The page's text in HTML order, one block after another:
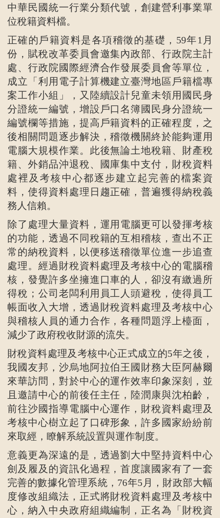
中華民國統一行業分類代號，創建營利事業單
位稅籍資料檔。
正確的戶籍資料是各項稽徵的基礎，59年1月
份，賦稅改革委員會邀集內政部、行政院主計
處、行政院國際經濟合作發展委員會等單位，
成立「利用電子計算機建立臺灣地區戶籍檔專
案工作小組」，又陸續設計兒童未領用國民身
分證統一編號，增設戶口名簿國民身分證統一
編號欄等措施，提高戶籍資料的正確程度，之
後相關問題逐步解決，稽徵機關終於能夠運用
電腦大規模作業。此後無論土地稅籍、財產稅
籍、外銷品沖退稅、國庫集中支付，財稅資料
處裡及考核中心都逐步建立起完善的檔案資
料，使得資料處理日趨正確，普遍獲得納稅義
務人信賴。
除了處理大量資料，運用電腦更可以發揮考核
的功能，透過不同稅籍的互相稽核，查出不正
常的納稅資料，以便移送稽徵單位進一步追查
處理。經過財稅資料處理及考核中心的電腦稽
核，發覺許多坐擁進口車的人，卻沒有繳過所
得稅；公司老闆利用員工人頭避稅，使得員工
帳面收入大增，透過財稅資料處理及考核中心
與稽核人員的通力合作，各種問題浮上檯面，
減少了政府稅收財源的流失。
財稅資料處理及考核中心正式成立的5年之後，
我國友邦，沙烏地阿拉伯王國財務大臣阿赫爾
來華訪問，對於中心的運作效率印象深刻，並
且邀請中心的前後任主任，陸潤康與沈柏齡，
前往沙國指導電腦中心運作，財稅資料處理及
考核中心樹立起了口碑形象，許多國家紛紛前
來取經，瞭解系統設置與運作制度。
意義更為深遠的是，透過劉大中堅持資料中心
劍及履及的資訊化過程，首度讓國家有了一套
完善的數據化管理系統，76年5月，財政部大幅
度修改組織法，正式將財稅資料處理及考核中
心，納入中央政府組織編制，正名為「財稅資